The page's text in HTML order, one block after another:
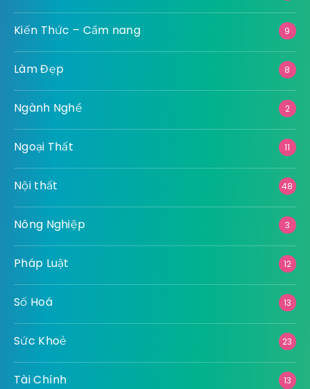
Kiến Thức – Cẩm nang 9
Làm Đẹp 8
Ngành Nghề 2
Ngoại Thất 11
Nội thất 48
Nông Nghiệp 3
Pháp Luật 12
Số Hoá 13
Sức Khoẻ 23
Tài Chính 13